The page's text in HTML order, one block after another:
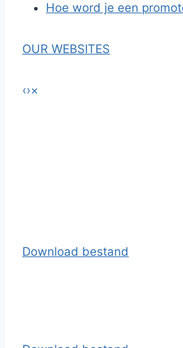
Hoe word je een
OUR WEBSITES
‹›×
Download bestand